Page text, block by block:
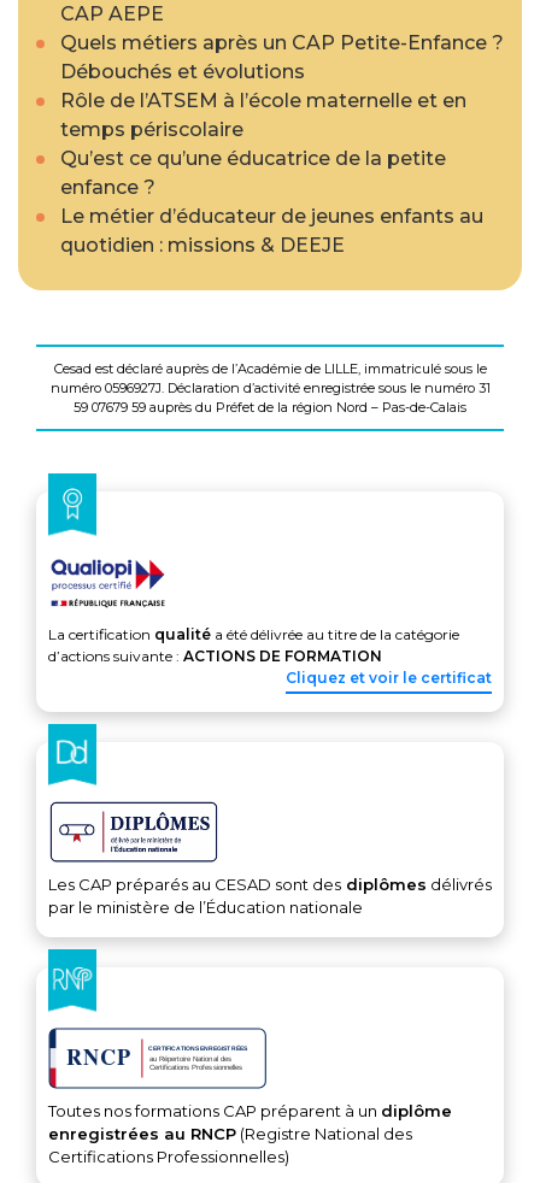
CAP AEPE
Quels métiers après un CAP Petite-Enfance ?
Débouchés et évolutions
Rôle de l’ATSEM à l’école maternelle et en
temps périscolaire
Qu’est ce qu’une éducatrice de la petite
enfance ?
Le métier d’éducateur de jeunes enfants au
quotidien : missions & DEEJE
Cesad est déclaré auprès de l’Académie de LILLE, immatriculé sous le
numéro 0596927J. Déclaration d’activité enregistrée sous le numéro 31
59 07679 59 auprès du Préfet de la région Nord – Pas-de-Calais
La certification qualité a été délivrée au titre de la catégorie
d’actions suivante : ACTIONS DE FORMATION
Cliquez et voir le certificat
Les CAP préparés au CESAD sont des diplômes délivrés
par le ministère de l’Éducation nationale
Toutes nos formations CAP préparent à un diplôme
enregistrées au RNCP (Registre National des
Certifications Professionnelles)